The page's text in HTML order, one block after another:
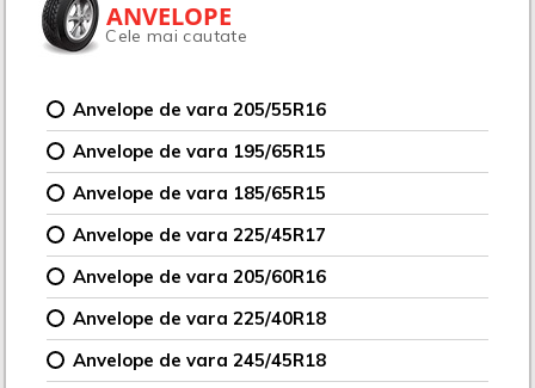
ANVELOPE
Cele mai cautate
Anvelope de vara 205/55R16
Anvelope de vara 195/65R15
Anvelope de vara 185/65R15
Anvelope de vara 225/45R17
Anvelope de vara 205/60R16
Anvelope de vara 225/40R18
Anvelope de vara 245/45R18